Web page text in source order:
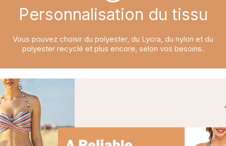
Personnalisation du tissu​​​​​​​
Vous pouvez choisir du polyester, du Lycra, du nylon et du
polyester recyclé et plus encore, selon vos besoins.